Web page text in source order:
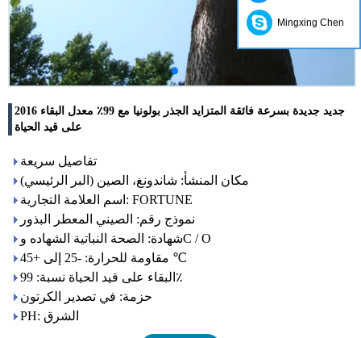
2016 جديد جديدة بسرعة فائقة المتزايد الجذر بولونيا مع 99٪ معدل البقاء
على قيد الحياة
تفاصيل سريعة
مكان المنشأ: شاندونغ، الصين (البر الرئيسي)
اسم العلامة التجارية: FORTUNE
نموذج رقم: الصيني المعطر البذور
شهادة: الصحة النباتية الشهاده وC / O
مقاومة للحرارة: -25 إلى +45 ℃
البقاء على قيد الحياة نسبة: 99٪
حزمة: في تصدير الكرتون
PH: الشرق
Mingxing Chen